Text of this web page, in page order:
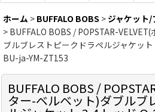
ホーム > BUFFALO BOBS > ジャケット/
> BUFFALO BOBS / POPSTAR-
ブルブレストピークドラペルジャケッ
BU-ja-YM-ZT153
BUFFALO BOBS /
ター-ベルベット)ダブルブ